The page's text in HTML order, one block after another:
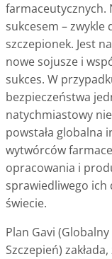
farmaceutycznych.
sukcesem – zwykle
szczepionek. Jest
nowe sojusze i
sukces. W
bezpieczeństwa
natychmiastowy
powstała globalna
wytwórców
opracowania i
sprawiedliwego ich
świecie.
Plan Gavi
Szczepień)